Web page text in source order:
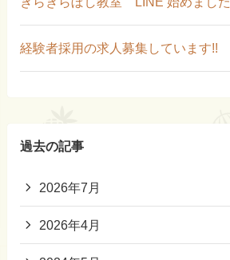
経験者採用の求人募集しています!!
過去の記事
2026年7月
2026年4月